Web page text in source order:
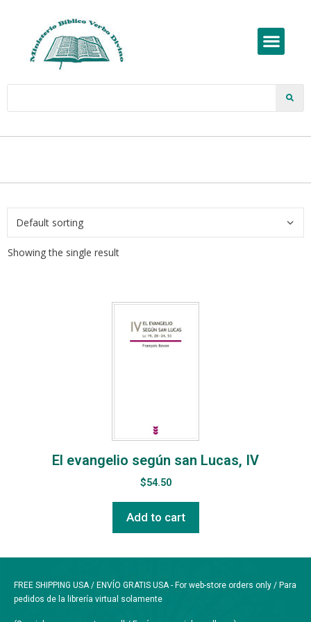
Showing the single result
El evangelio según san Lucas, IV
$54.50
Add to cart
FREE SHIPPING USA / ENVÍO GRATIS USA - For web-store orders only / Para
pedidos de la librería virtual solamente